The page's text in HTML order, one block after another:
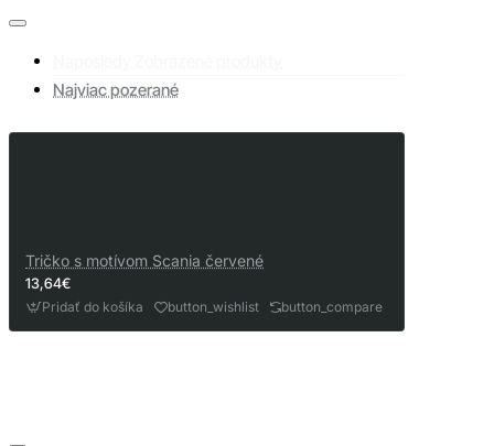
Najviac pozerané
Tričko s motívom Scania červené
13,64€
Pridať do košíka button_wishlist button_compare